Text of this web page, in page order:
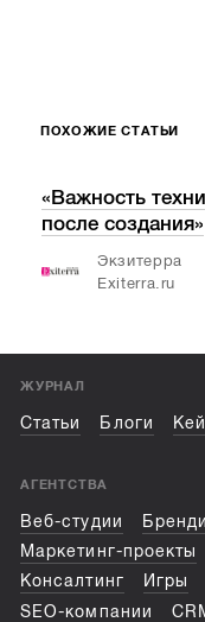
ПОХОЖИЕ СТАТЬИ
«Важность
после создания»
Экзитерра
Exiterra.ru
ЖУРНАЛ
Статьи Блоги
АГЕНТСТВА
Веб-студии
Маркетинг-проекты
Консалтинг
Игры
SEO-компании